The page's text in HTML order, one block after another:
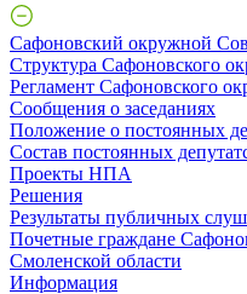
Сафоновский окружной
Структура Сафоновского
Регламент Сафоновского
Сообщения о заседаниях
Положение о постоянных
Состав постоянных
Проекты НПА
Решения
Результаты публичных
Почетные граждане
Смоленской области
Информация